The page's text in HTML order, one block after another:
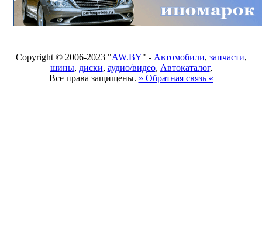
Copyright © 2006-2023 "AW.BY" - Автомобили, запчасти,
шины, диски, аудио/видео, Автокаталог,
Все права защищены. » Обратная связь «